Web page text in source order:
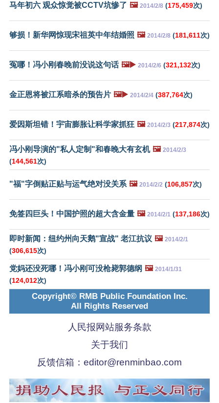
马年初六 观众惊觉被CCTV坑惨了 🖼️ 2014/2/8 (175,459次)
够损！新华网惊现宋祖英中年结婚照 🖼️ 2014/2/8 (181,611次)
冤哪！冯小刚春晚前没说这句话 🖼️▶️ 2014/2/6 (321,132次)
金正恩将被江系暗杀的预告片 🖼️▶️ 2014/2/4 (387,764次)
爱因斯坦错！宇宙膨胀让科学家抓狂 🖼️ 2014/2/3 (217,874次)
冯小刚导演的"私人定制"和春晚大有玄机 🖼️ 2014/2/3
(144,561次)
"福"字倒贴正贴与运气绝对没关系 🖼️ 2014/2/2 (106,857次)
免签四巨头！中国护照的超大含金量 🖼️ 2014/2/1 (137,186次)
即时新闻：纽约州向天鹅"宣战" 老江抗议 🖼️ 2014/2/1
(306,615次)
党妈还没死哪！冯小刚可没枪毙郭德纲 🖼️ 2014/1/31
(124,012次)
Copyright© RMB Public Foundation Inc.
All Rights Reserved
人民报网站服务条款
关于我们
反馈信箱： editor@renminbao.com